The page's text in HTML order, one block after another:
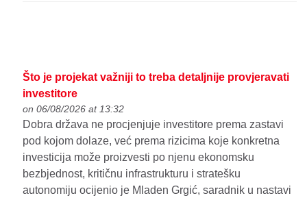
Što je projekat važniji to treba detaljnije provjeravati
investitore
on 06/08/2026 at 13:32
Dobra država ne procjenjuje investitore prema zastavi
pod kojom dolaze, već prema rizicima koje konkretna
investicija može proizvesti po njenu ekonomsku
bezbjednost, kritičnu infrastrukturu i stratešku
autonomiju ocijenio je Mladen Grgić, saradnik u nastavi